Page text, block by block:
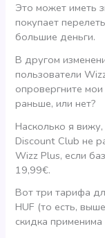
Это может иметь
покупает
большие деньги.
В другом
пользователи
опровергните
раньше, или нет?
Насколько я
Discount Club не
Wizz Plus, если
19,99€.
Вот три тарифа
HUF (то есть,
скидка